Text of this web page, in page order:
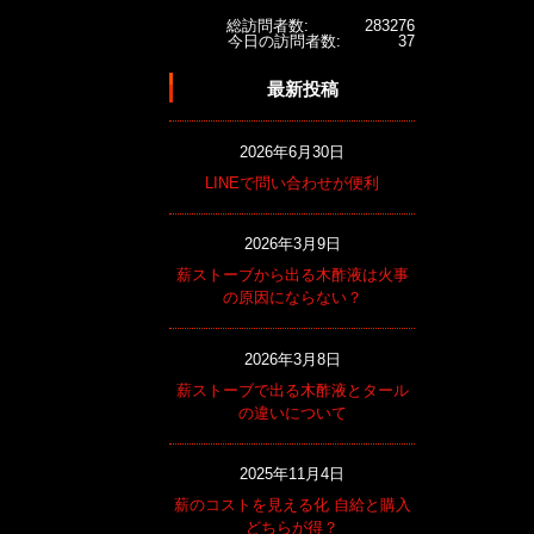
283276
総訪問者数:
37
今日の訪問者数:
最新投稿
2026年6月30日
LINEで問い合わせが便利
2026年3月9日
薪ストーブから出る木酢液は火事
の原因にならない？
2026年3月8日
薪ストーブで出る木酢液とタール
の違いについて
2025年11月4日
薪のコストを見える化 自給と購入
どちらが得？